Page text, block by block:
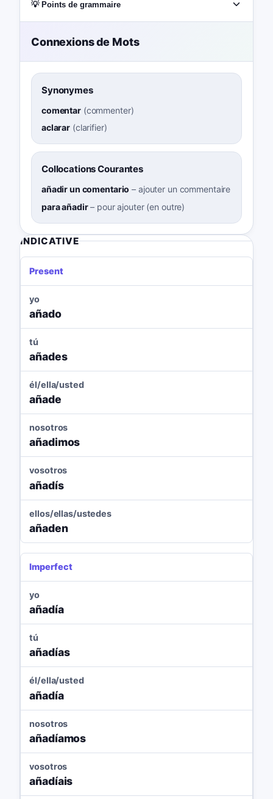
💡 Points de grammaire
Connexions de Mots
Synonymes
comentar(commenter)
aclarar (clarifier)
Collocations Courantes
añadir un comentario – ajouter un commentaire
para añadir– pour ajouter (en outre)
INDICATIVE
Present
yo
añado
tú
añades
él/ella/usted
añade
nosotros
añadimos
vosotros
añadís
ellos/ellas/ustedes
añaden
Imperfect
yo
añadía
tú
añadías
él/ella/usted
añadía
nosotros
añadíamos
vosotros
añadíais